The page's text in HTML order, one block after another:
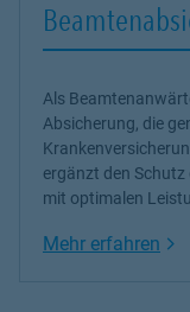
Als
Absicherung, die
ergänzt den
mit optimalen
Mehr erfahren